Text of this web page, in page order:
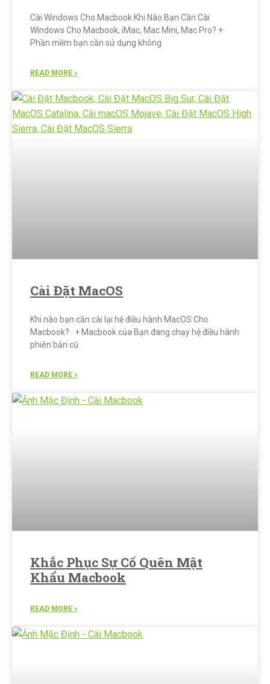
Cài Windows Cho Macbook Khi Nào Bạn Cần Cài
Windows Cho Macbook, iMac, Mac Mini, Mac Pro? +
Phần mềm bạn cần sử dụng không
READ MORE »
Cài Đặt MacOS
Khi nào bạn cần cài lại hệ điều hành MacOS Cho
Macbook? + Macbook của Bạn đang chạy hệ điều hành
phiên bản cũ
READ MORE »
Khắc Phục Sự Cố Quên Mật
Khẩu Macbook
READ MORE »